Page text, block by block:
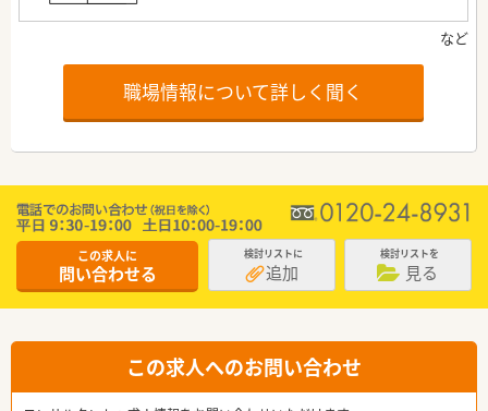
職場情報について詳しく聞く
この求人に
問い合わせる
検討リストに
追加
検討リストを
見る
この求人へのお問い合わせ